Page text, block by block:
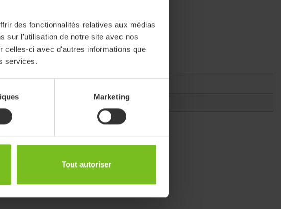
des fonctionnalités relatives aux médias
sur l'utilisation de notre site avec nos
celles-ci avec d'autres informations que
services.
Marketing
Tout autoriser